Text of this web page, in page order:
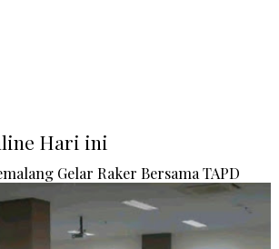
Hari ini
Gelar Raker Bersama TAPD